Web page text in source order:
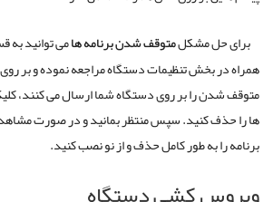
برای حل مشکلمتوقفشدنبرنامههامی توانید به
همراه در بخش تنظیمات دستگاه مراجعه نموده و بر روی
متوقف شدن را بر روی دستگاه شما ارسال می کنند،
ها را حذف کنید.سپس منتظر بمانید و در صورت
برنامه را به طور کامل حذف و از نو نصب کنید.